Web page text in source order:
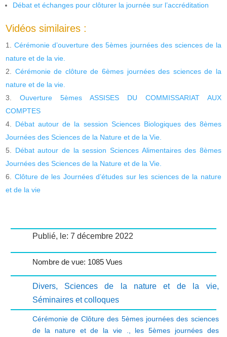
Débat et échanges pour clôturer la journée sur l’accréditation
Vidéos similaires :
Cérémonie d’ouverture des 5èmes journées des sciences de la
nature et de la vie.
Cérémonie de clôture de 6èmes journées des sciences de la
nature et de la vie.
Ouverture 5èmes ASSISES DU COMMISSARIAT AUX
COMPTES
Débat autour de la session Sciences Biologiques des 8èmes
Journées des Sciences de la Nature et de la Vie.
Débat autour de la session Sciences Alimentaires des 8èmes
Journées des Sciences de la Nature et de la Vie.
Clôture de les Journées d’études sur les sciences de la nature
et de la vie
Publié, le: 7 décembre 2022
Nombre de vue: 1085 Vues
Divers, Sciences de la nature et de la vie,
Séminaires et colloques
Cérémonie de Clôture des 5èmes journées des sciences
de la nature et de la vie .
les 5èmes journées des